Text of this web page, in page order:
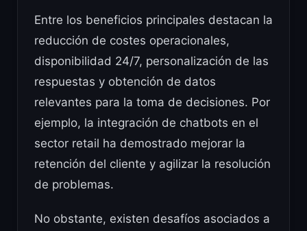
Entre los beneficios principales destacan la
reducción de costes operacionales,
disponibilidad 24/7, personalización de las
respuestas y obtención de datos
relevantes para la toma de decisiones. Por
ejemplo, la integración de chatbots en el
sector retail ha demostrado mejorar la
retención del cliente y agilizar la resolución
de problemas.
No obstante, existen desafíos asociados a